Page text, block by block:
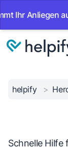
auf –
helpify >
Schnelle Hilfe